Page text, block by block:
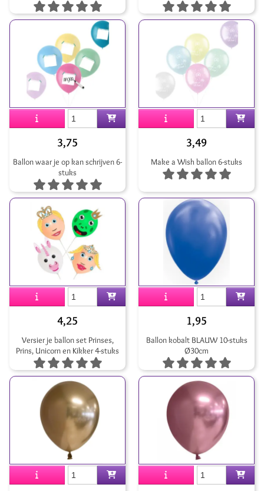
3,75
Ballon waar je op kan schrijven 6-
stuks
3,49
Make a Wish ballon 6-stuks
4,25
Versier je ballon set Prinses,
Prins, Unicorn en Kikker 4-stuks
1,95
Ballon kobalt BLAUW 10-stuks
Ø30cm